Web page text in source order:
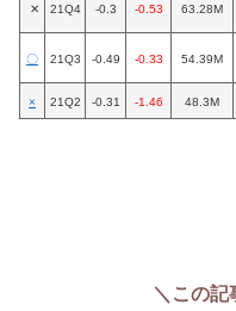
✕ 21Q4 -0.3 -0.53 63.28M
〇 21Q3 -0.49 -0.33 54.39M
× 21Q2 -0.31 -1.46 48.3M
＼この記